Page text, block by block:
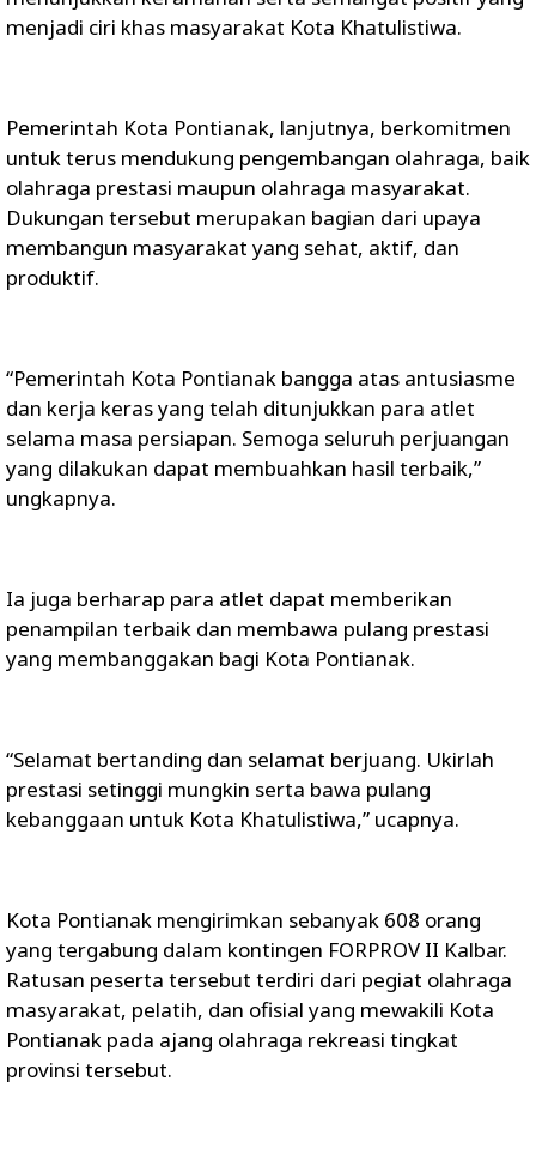
menjadi ciri khas masyarakat Kota Khatulistiwa.
Pemerintah Kota Pontianak, lanjutnya, berkomitmen
untuk terus mendukung pengembangan olahraga, baik
olahraga prestasi maupun olahraga masyarakat.
Dukungan tersebut merupakan bagian dari upaya
membangun masyarakat yang sehat, aktif, dan
produktif.
“Pemerintah Kota Pontianak bangga atas antusiasme
dan kerja keras yang telah ditunjukkan para atlet
selama masa persiapan. Semoga seluruh perjuangan
yang dilakukan dapat membuahkan hasil terbaik,”
ungkapnya.
Ia juga berharap para atlet dapat memberikan
penampilan terbaik dan membawa pulang prestasi
yang membanggakan bagi Kota Pontianak.
“Selamat bertanding dan selamat berjuang. Ukirlah
prestasi setinggi mungkin serta bawa pulang
kebanggaan untuk Kota Khatulistiwa,” ucapnya.
Kota Pontianak mengirimkan sebanyak 608 orang
yang tergabung dalam kontingen FORPROV II Kalbar.
Ratusan peserta tersebut terdiri dari pegiat olahraga
masyarakat, pelatih, dan ofisial yang mewakili Kota
Pontianak pada ajang olahraga rekreasi tingkat
provinsi tersebut.